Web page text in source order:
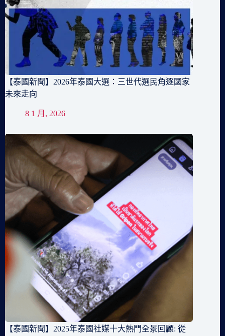
【泰國新聞】2026年泰國大選：三世代選民角逐國家
未來走向
8 1 月, 2026
【泰國新聞】2025年泰國社媒十大熱門全景回顧: 從